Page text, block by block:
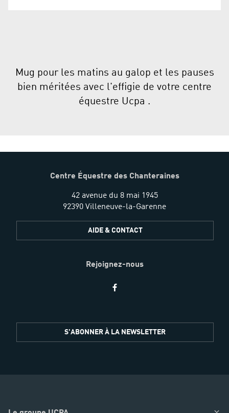
Mug pour les matins au galop et les pauses
bien méritées avec l'effigie de votre centre
équestre Ucpa .
Centre Équestre des Chanteraines
42 avenue du 8 mai 1945
92390 Villeneuve-la-Garenne
AIDE & CONTACT
Rejoignez-nous
informés
S'ABONNER À LA NEWSLETTER